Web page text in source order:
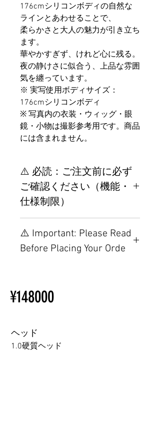
176cmシリコンボディの自然な
ラインとあわせることで、
柔らかさと大人の魅力が引き立ち
ます。
華やかすぎず、けれど心に残る。
夜の静けさに似合う、上品な雰囲
気を纏っています。
※ 実写使用ボディサイズ：
176cmシリコンボディ
※ 写真内の衣装・ウィッグ・眼
鏡・小物は撮影参考用です。商品
には含まれません。
⚠️ 必読：ご注文前に必ず
ご確認ください（機能・
仕様制限）
置制限について
その他の配置はTPEに関連し
ラブドール購入前に知ってお
⚠️ Important: Please Read
Before Placing Your Orde
Ordering
Other configurations are related
following webpage.
Beginner’s Purchase Guide
¥148000
ヘッド
1.0硬質ヘッド